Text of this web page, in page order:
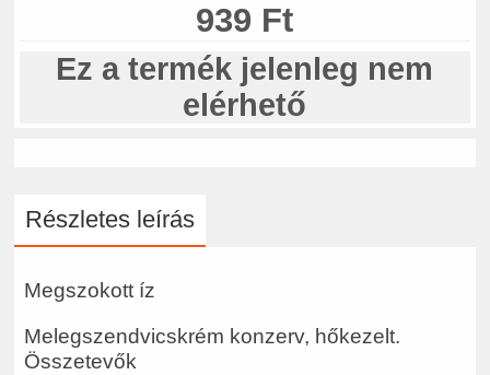
939 Ft
Ez a termék jelenleg nem
elérhető
Részletes leírás
Megszokott íz
Melegszendvicskrém konzerv, hőkezelt.
Összetevők